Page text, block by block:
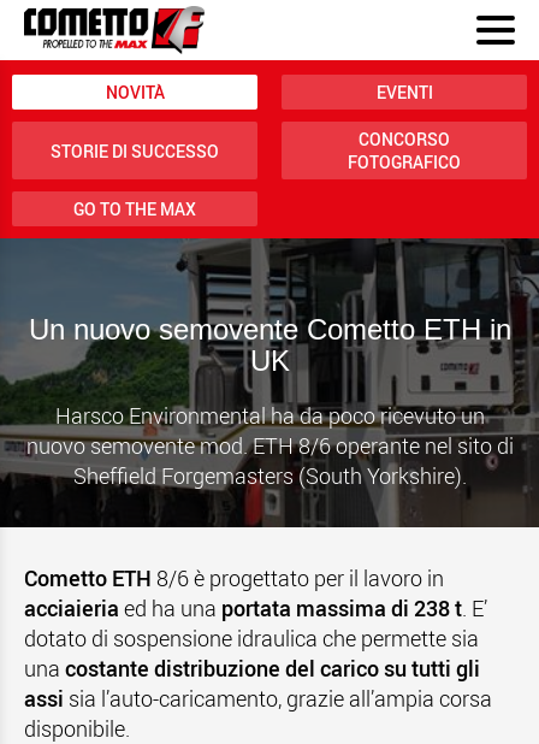
NOVITÀ EVENTI
STORIE DI SUCCESSO
CONCORSO
FOTOGRAFICO
GO TO THE MAX
Un nuovo semovente Cometto ETH in
UK
Harsco Environmental ha da poco ricevuto un
nuovo semovente mod. ETH 8/6 operante nel sito di
Sheffield Forgemasters (South Yorkshire).
Cometto ETH 8/6 è progettato per il lavoro in
acciaieria ed ha una portata massima di 238 t. E’
dotato di sospensione idraulica che permette sia
una costante distribuzione del carico su tutti gli
assi sia l’auto-caricamento, grazie all’ampia corsa
disponibile.